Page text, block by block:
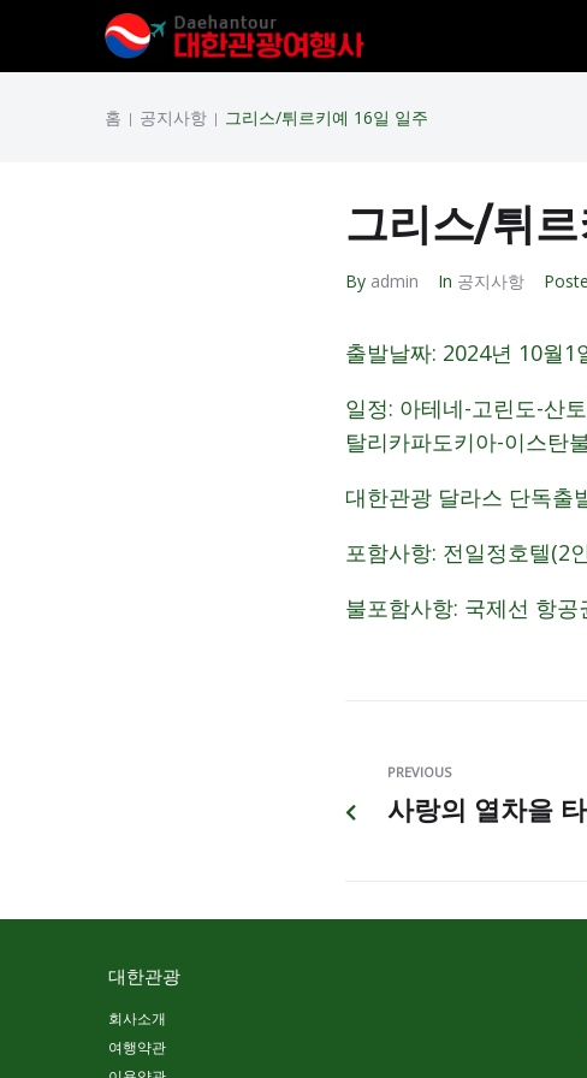
홈 | 공지사항 | 그리스/튀르키예 16일 일주
그리스/튀
By admin In 공지사항
출발날짜: 2024년 10월
일정: 아테네-고린도-산
탈리카파도키아-이스탄
대한관광 달라스 단독출
포함사항: 전일정호텔(2
불포함사항: 국제선 항
PREVIOUS
사랑의 열차을
대한관광
회사소개
여행약관